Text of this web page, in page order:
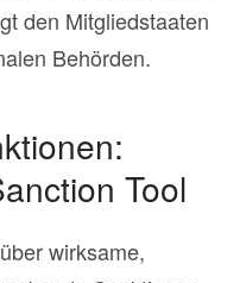
den Mitgliedstaaten
Behörden.
Tool
wirksame,